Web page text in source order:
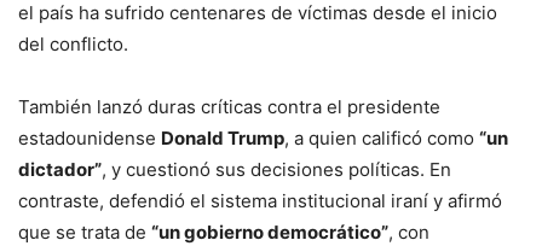
el país ha sufrido centenares de víctimas desde el inicio
del conflicto.
También lanzó duras críticas contra el presidente
estadounidense Donald Trump, a quien calificó como “un
dictador”, y cuestionó sus decisiones políticas. En
contraste, defendió el sistema institucional iraní y afirmó
que se trata de “un gobierno democrático”, con